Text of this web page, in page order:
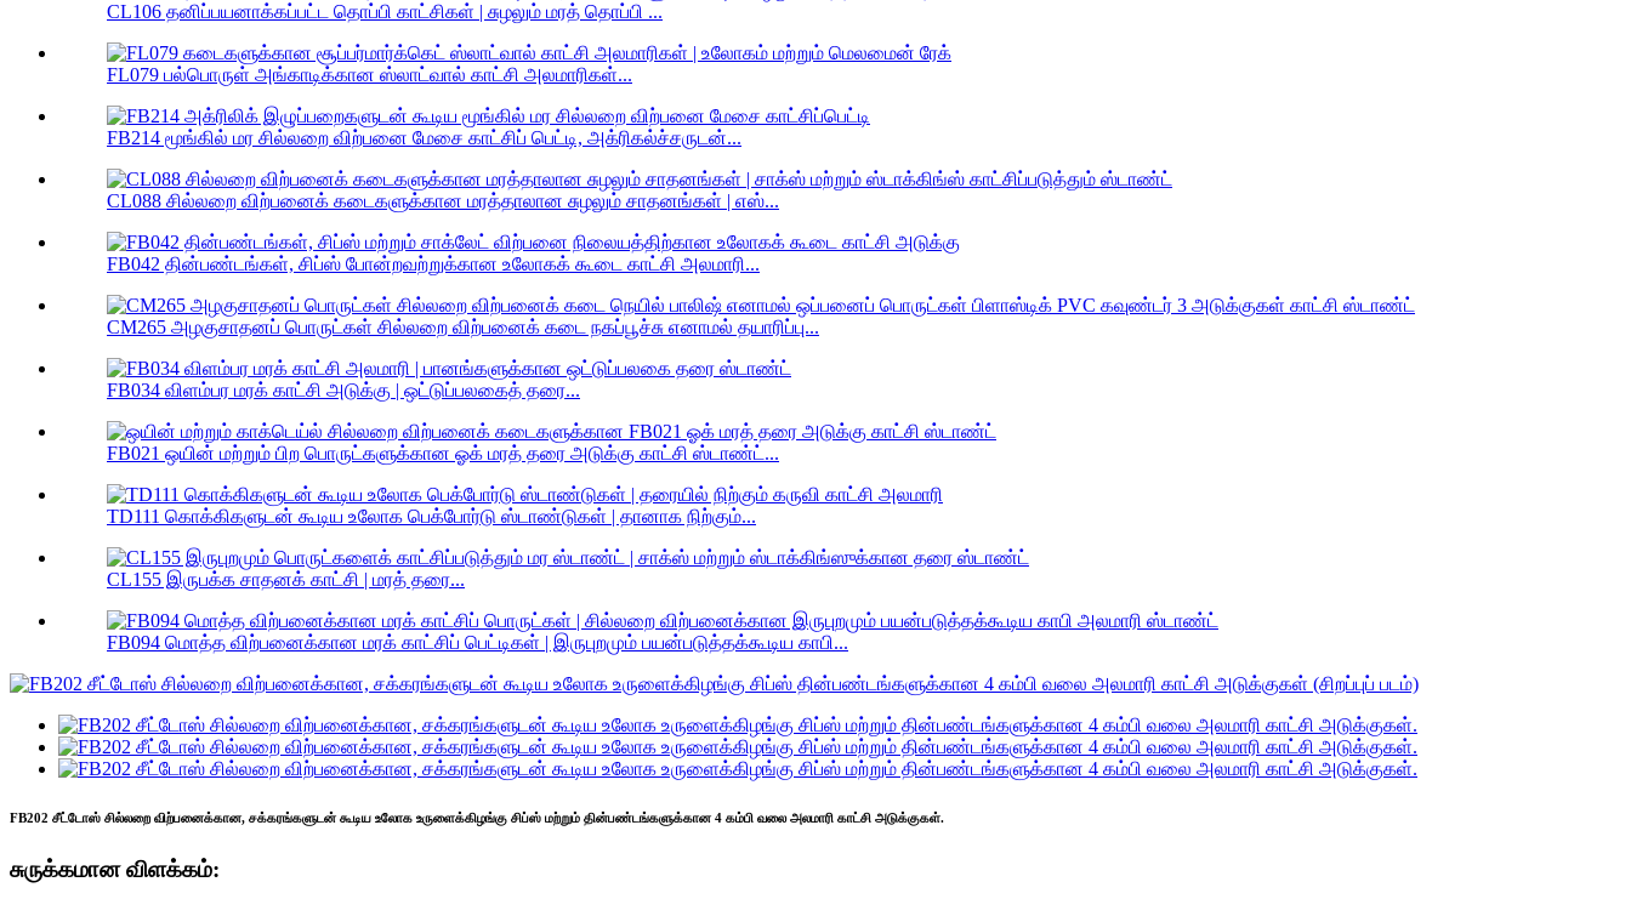
CL106 தனிப்பயனாக்கப்பட்ட தொப்பி காட்சிகள் | சுழலும் மரத் தொப்பி ...
FL079 பல்பொருள் அங்காடிக்கான ஸ்லாட்வால் காட்சி அலமாரிகள்...
FB214 மூங்கில் மர சில்லறை விற்பனை மேசை காட்சிப் பெட்டி, அக்ரிகல்ச்சருடன்...
CL088 சில்லறை விற்பனைக் கடைகளுக்கான மரத்தாலான சுழலும் சாதனங்கள் | எஸ்...
FB042 தின்பண்டங்கள், சிப்ஸ் போன்றவற்றுக்கான உலோகக் கூடை காட்சி அலமாரி...
CM265 அழகுசாதனப் பொருட்கள் சில்லறை விற்பனைக் கடை நகப்பூச்சு எனாமல் தயாரிப்பு...
FB034 விளம்பர மரக் காட்சி அடுக்கு | ஒட்டுப்பலகைத் தரை...
FB021 ஒயின் மற்றும் பிற பொருட்களுக்கான ஓக் மரத் தரை அடுக்கு காட்சி ஸ்டாண்ட்...
TD111 கொக்கிகளுடன் கூடிய உலோக பெக்போர்டு ஸ்டாண்டுகள் | தானாக நிற்கும்...
CL155 இருபக்க சாதனக் காட்சி | மரத் தரை...
FB094 மொத்த விற்பனைக்கான மரக் காட்சிப் பெட்டிகள் | இருபுறமும் பயன்படுத்தக்கூடிய காபி...
FB202 சீட்டோஸ் சில்லறை விற்பனைக்கான, சக்கரங்களுடன் கூடிய உலோக உருளைக்கிழங்கு சிப்ஸ் மற்றும் தின்பண்டங்களுக்கான 4 கம்பி வலை அலமாரி காட்சி அடுக்குகள்.
சுருக்கமான விளக்கம்: